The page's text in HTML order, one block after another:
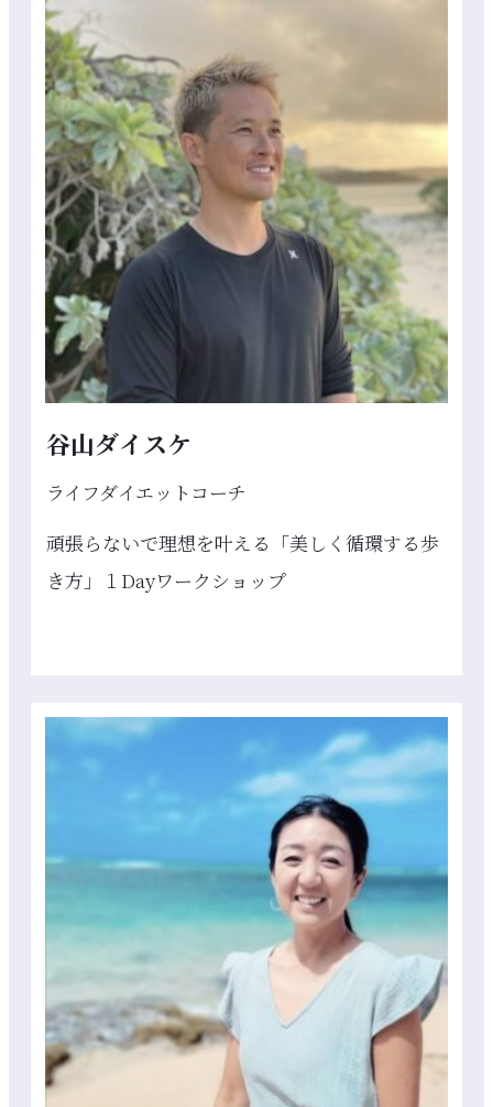
谷山ダイスケ
ライフダイエットコーチ
頑張らないで理想を叶える「美しく循環する歩
き方」１Dayワークショップ